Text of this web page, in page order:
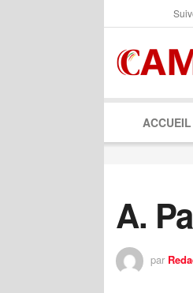
ACCUEIL
A.
par